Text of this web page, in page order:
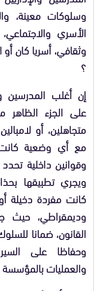
وسلوكات معينة،
الأسري
وثقافي، أسريا كان أو
؟
إن أغلب المدرسين
على الجزء الظاهر
متجاهلين، أو
مع أي وضعية
وقوانين داخلية
ويجري تطبيقها
كانت مفردة دخيلة
وديمقراطي، حيث
القانون، ضمانا
وحفاظا على
والعمليات بالمؤسسة